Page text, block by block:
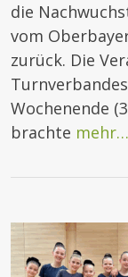
die
vom
zurück. Die
Wochenende
brachte mehr…